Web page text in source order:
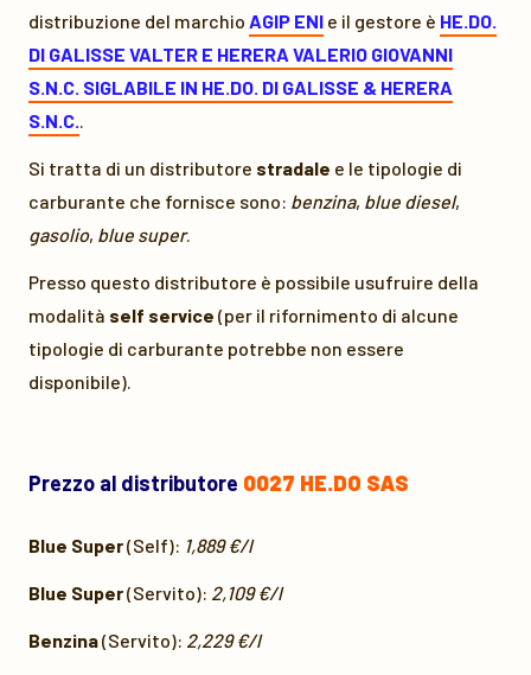
distribuzione del marchio AGIP ENI e il gestore è HE.DO.
DI GALISSE VALTER E HERERA VALERIO GIOVANNI
S.N.C. SIGLABILE IN HE.DO. DI GALISSE & HERERA
S.N.C..
Si tratta di un distributore stradale e le tipologie di
carburante che fornisce sono: benzina, blue diesel,
gasolio, blue super.
Presso questo distributore è possibile usufruire della
modalità self service (per il rifornimento di alcune
tipologie di carburante potrebbe non essere
disponibile).
Prezzo al distributore 0027 HE.DO SAS
Blue Super(Self): 1,889 €/l
Blue Super(Servito): 2,109 €/l
Benzina(Servito): 2,229 €/l